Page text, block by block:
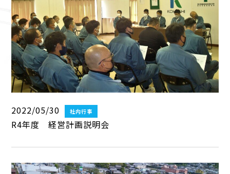
2022/05/30 社内行事
R4年度 経営計画説明会